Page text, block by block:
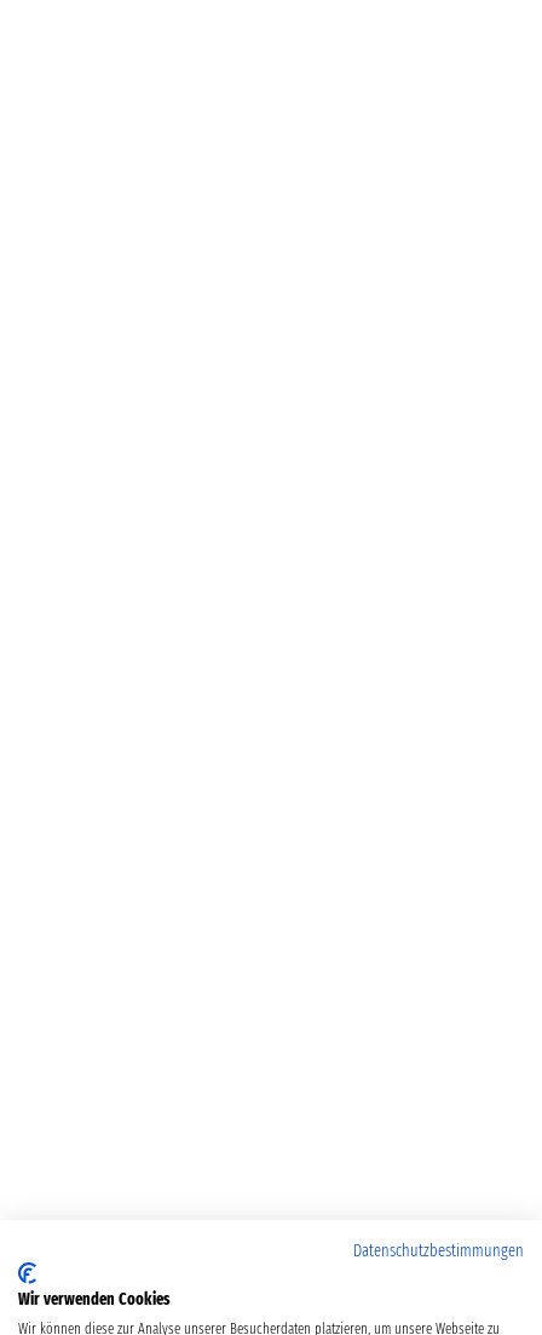
Datenschutzbestimmungen
Wir verwenden Cookies
Wir können diese zur Analyse unserer Besucherdaten platzieren, um unsere Webseite zu